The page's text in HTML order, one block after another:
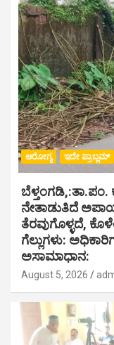
ಆರೋಗ್ಯ ಇದೇ ಪ್ರಾಬ್ಲಮ್
ನೇತಾಡುತಿದೆ
ತೆರವುಗೊಳ್ಳದೆ,
ಗೆಲ್ಲುಗಳು:
ಅಸಾಮಾಧಾನ:
August 5, 2026